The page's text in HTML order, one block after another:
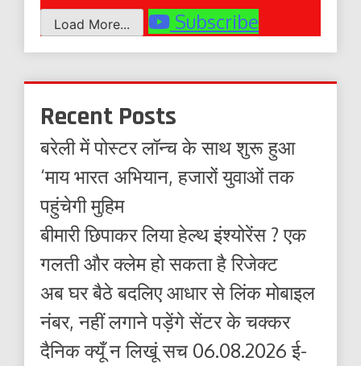
Load More... Subscribe
Recent Posts
बरेली में पोस्टर लॉन्च के साथ शुरू हुआ
‘माय भारत अभियान, हजारों युवाओं तक
पहुंचेगी मुहिम
बीमारी छिपाकर लिया हेल्थ इंश्योरेंस ? एक
गलती और क्लेम हो सकता है रिजेक्ट
अब घर बैठे बदलिए आधार से लिंक मोबाइल
नंबर, नहीं लगाने पड़ेंगे सेंटर के चक्कर
दैनिक क्यूँ न लिखूं सच 06.08.2026 ई-